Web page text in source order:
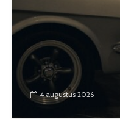
4 augustus 2026